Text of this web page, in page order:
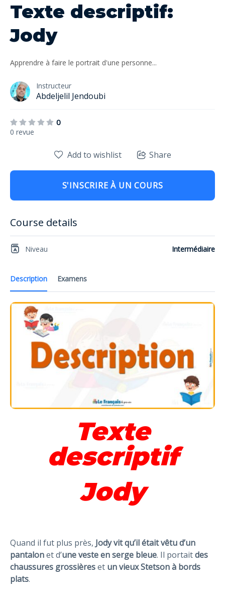
Texte descriptif:
Jody
Apprendre à faire le portrait d'une personne...
Instructeur
Abdeljelil Jendoubi
0
0 revue
Description Examens
Texte
descriptif
Jody
Quand il fut plus près, Jody vit qu’il était vêtu d’un
pantalonet d’une veste en serge bleue. Il portaitdes
chaussures grossièreset un vieux Stetson à bords
plats.
Add to wishlist Share
S'INSCRIRE À UN COURS
Course details
Niveau Intermédiaire